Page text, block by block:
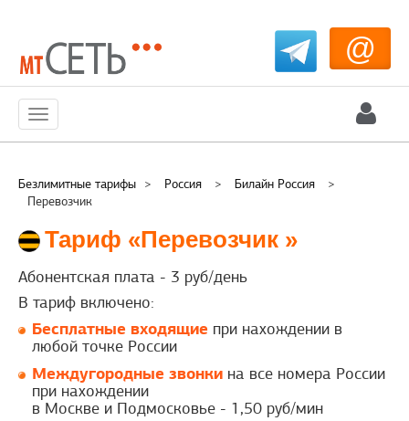
@
Меню
Безлимитные тарифы > Россия > Билайн Россия
>
Перевозчик
Тариф «Перевозчик »
Абонентская плата - 3 руб/день
В тариф включено:
Бесплатные входящие при нахождении в
любой точке России
Междугородные звонки на все номера России
при нахождении
в Москве и Подмосковье - 1,50 руб/мин